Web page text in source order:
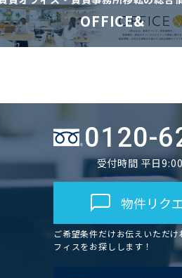
OFFICE&
0120-
受付時間 平日
物件リク
ご希望条件だけお伝えいただ
フィスをお探しします！